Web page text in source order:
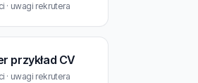
· uwagi rekrutera
przykład CV
· uwagi rekrutera